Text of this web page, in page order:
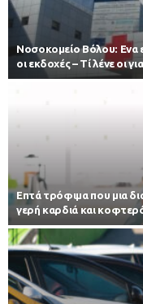
Νοσοκομείο Βόλου: Ενα
οι εκδοχές – Τί λένε οι
Επτά τρόφιμα που μια
γερή καρδιά και